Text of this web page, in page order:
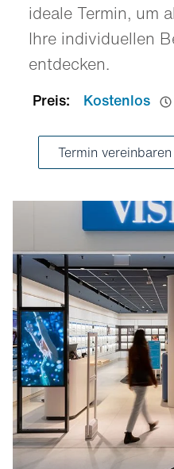
ideale Termin, um
Ihre individuellen
entdecken.
Preis: Kostenlos
Termin vereinbaren